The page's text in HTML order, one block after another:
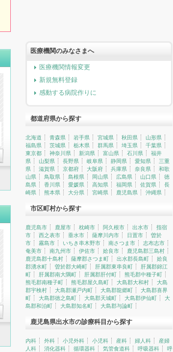
医療機関のみなさまへ
医療機関情報変更
新規無料登録
感動する病院作りに
都道府県から探す
北海道 青森県 岩手県 宮城県 秋田県
山形県
福島県
茨城県 栃木県 群馬県 埼玉県
千葉県
東京都
神奈川県 新潟県 富山県 石川県
福井
県
山梨県 長野県 岐阜県 静岡県 愛知県
三重
県
滋賀県 京都府 大阪府 兵庫県 奈良県
和歌
山県
鳥取県 島根県 岡山県 広島県 山口県
徳
島県
香川県 愛媛県 高知県 福岡県 佐賀県
長
崎県
熊本県 大分県 宮崎県 鹿児島県 沖縄県
市区町村から探す
鹿児島市 鹿屋市 枕崎市 阿久根市 出水市
指宿
市
西之表市 垂水市 薩摩川内市 日置市
曽於
市
霧島市 いちき串木野市 南さつま市
志布志市
奄美市
南九州市 伊佐市 姶良市
鹿児島郡三島村
鹿児島郡十島村
薩摩郡さつま町 出水郡長島町
姶良
郡湧水町
曽於郡大崎町 肝属郡東串良町
肝属郡錦江
町
肝属郡南大隅町 肝属郡肝付町
熊毛郡中種子町
熊毛郡南種子町
熊毛郡屋久島町 大島郡大和村
大島
郡宇検村
大島郡瀬戸内町 大島郡龍郷町
大島郡喜界
町
大島郡徳之島町 大島郡天城町 大島郡伊仙町
大
島郡和泊町
大島郡知名町 大島郡与論町
鹿児島県出水市の診療科目から探す
内科 外科 小児外科 小児科 産科 婦人科
産婦
人科
消化器科 循環器科 気管食道科 呼吸器科
呼